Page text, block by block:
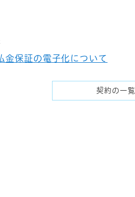
金保証の電子化について
契約の一覧